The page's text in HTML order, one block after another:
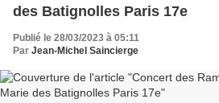
des Batignolles Paris 17e
Publié le 28/03/2023 à 05:11
Par Jean-Michel Saincierge